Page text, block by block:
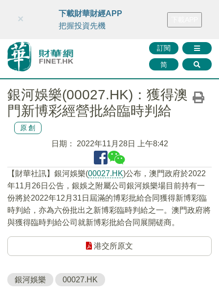
財華智庫網 FINTV FINMETA 財華證券 媒體矩陣
訂閱
简
×
下載財華財經APP
把握投資先機
銀河娛樂(00027.HK)：獲得澳
門新博彩經營批給臨時判給
原創
日期： 2022年11月28日 上午8:42
【財華社訊】銀河娛樂(00027.HK)公布，澳門政府於2022
年11月26日公告，銀娛之附屬公司銀河娛樂場目前持有一
份將於2022年12月31日屆滿的博彩批給合同獲得新博彩臨
時判給，亦為六份批出之新博彩臨時判給之一。澳門政府將
與獲得臨時判給公司就新博彩批給合同展開磋商。
港交所原文
銀河娛樂 00027.HK